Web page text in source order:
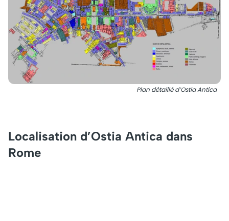
Plan détaillé d’Ostia Antica
Localisation d’Ostia Antica dans
Rome